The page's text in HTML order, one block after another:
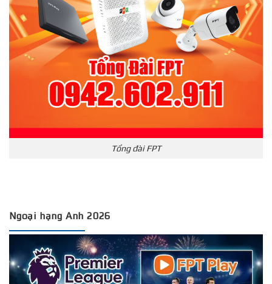
Tổng đài FPT
Ngoại hạng Anh 2026